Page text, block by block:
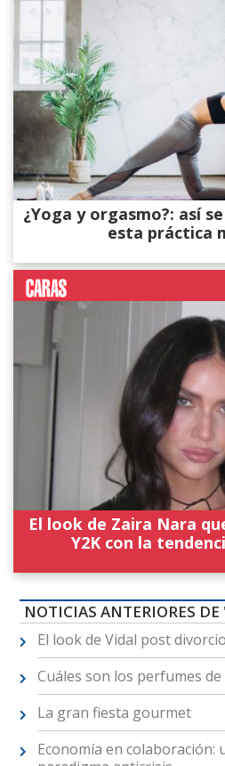
¿Yoga y orgasmo?: así
esta práctica
El look de Zaira Nara
Y2K con la
NOTICIAS ANTERIORES
El look de Vidal post divorcio
Cuáles son los perfumes
La gran fiesta gourmet
Economía en colaboración: